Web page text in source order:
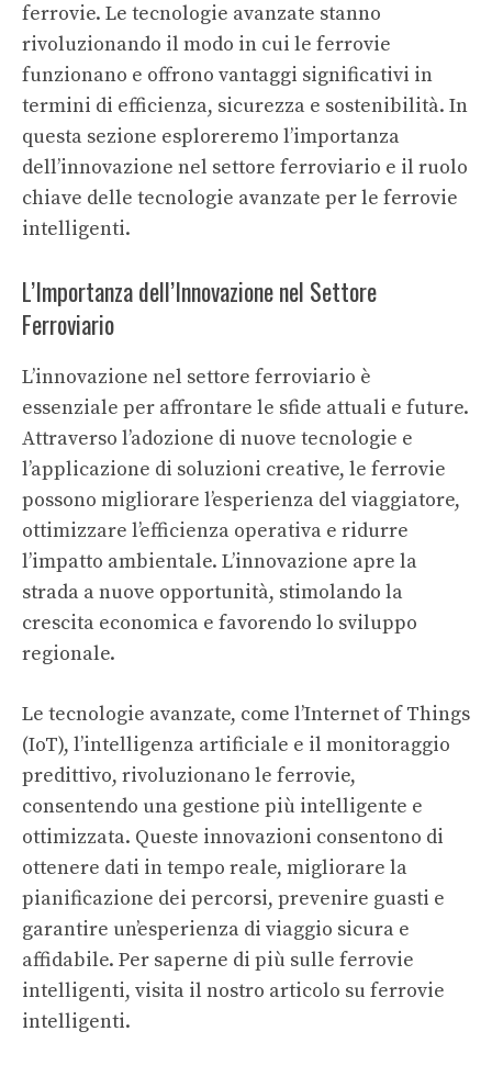
ferrovie. Le tecnologie avanzate stanno
rivoluzionando il modo in cui le ferrovie
funzionano e offrono vantaggi significativi in
termini di efficienza, sicurezza e sostenibilità. In
questa sezione esploreremo l’importanza
dell’innovazione nel settore ferroviario e il ruolo
chiave delle tecnologie avanzate per le ferrovie
intelligenti.
L’Importanza dell’Innovazione nel Settore
Ferroviario
L’innovazione nel settore ferroviario è
essenziale per affrontare le sfide attuali e future.
Attraverso l’adozione di nuove tecnologie e
l’applicazione di soluzioni creative, le ferrovie
possono migliorare l’esperienza del viaggiatore,
ottimizzare l’efficienza operativa e ridurre
l’impatto ambientale. L’innovazione apre la
strada a nuove opportunità, stimolando la
crescita economica e favorendo lo sviluppo
regionale.
Le tecnologie avanzate, come l’Internet of Things
(IoT), l’intelligenza artificiale e il monitoraggio
predittivo, rivoluzionano le ferrovie,
consentendo una gestione più intelligente e
ottimizzata. Queste innovazioni consentono di
ottenere dati in tempo reale, migliorare la
pianificazione dei percorsi, prevenire guasti e
garantire un’esperienza di viaggio sicura e
affidabile. Per saperne di più sulle ferrovie
intelligenti, visita il nostro articolo su ferrovie
intelligenti.